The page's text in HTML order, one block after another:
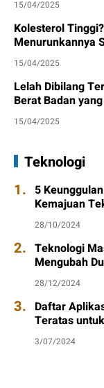
15/04/2025
Kolesterol
Menurunkannya
15/04/2025
Lelah Dibilang
Berat Badan
15/04/2025
Teknologi
1. 5
Kemajuan
28/10/2024
2. Teknologi
Mengubah
28/12/2024
3. Daftar
Teratas
3/07/2024